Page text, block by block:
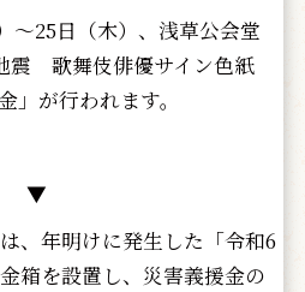
～25日（木）、浅草公会堂
震 歌舞伎俳優サイン色紙
」が行われます。
▼
、年明けに発生した「令和6
箱を設置し、災害義援金の